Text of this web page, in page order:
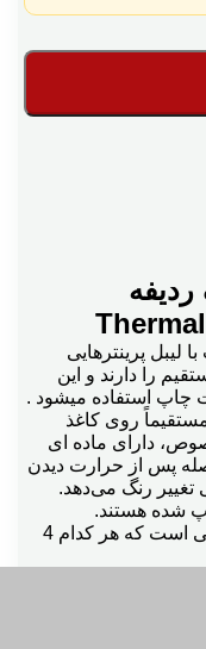
40×57 برای چاپ با لیبل پرینتر‌هایی
را دارند و این
چاپ استفاده میشود .
روی کاغذ
دارای ماده ای
پس از حرارت دیدن
رنگ می‌دهد.
شده هستند.
این رول لیبل دارای 750 عدد لیبل حرارتی است که هر کدام 4